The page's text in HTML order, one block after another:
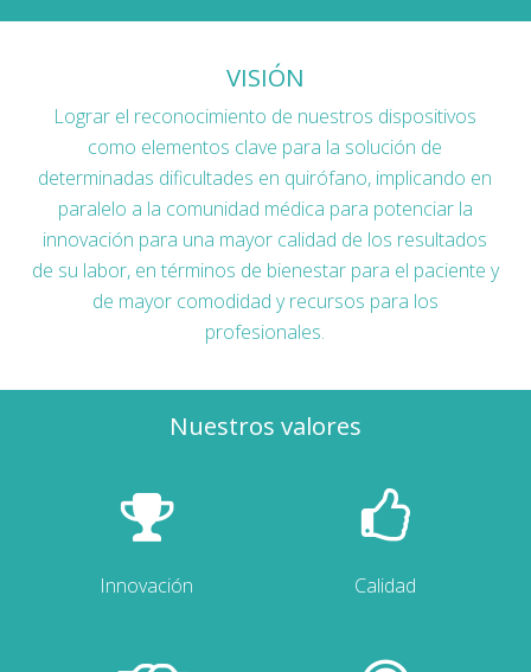
VISIÓN
Lograr el reconocimiento de nuestros dispositivos
como elementos clave para la solución de
determinadas dificultades en quirófano, implicando en
paralelo a la comunidad médica para potenciar la
innovación para una mayor calidad de los resultados
de su labor, en términos de bienestar para el paciente y
de mayor comodidad y recursos para los
profesionales.
Nuestros valores
Innovación Calidad